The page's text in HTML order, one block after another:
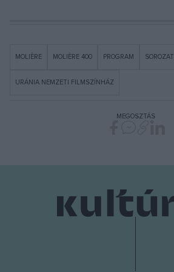
MOLIÈRE MOLIÈRE 400 PROGRAM SOROZAT
URÁNIA NEMZETI FILMSZÍNHÁZ
MEGOSZTÁS